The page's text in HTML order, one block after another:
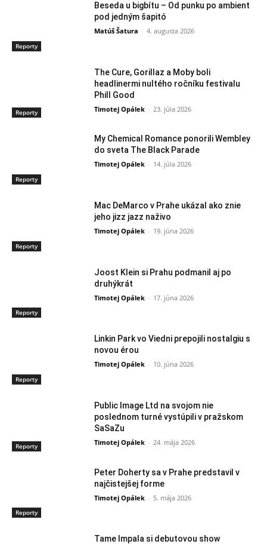
Reporty
Beseda u bigbítu – Od punku po ambient
pod jedným šapitó
Matúš Šatura - 4. augusta 2026
Reporty
The Cure, Gorillaz a Moby boli
headlinermi nultého ročníku festivalu
Phill Good
Timotej Opálek - 23. júla 2026
Reporty
My Chemical Romance ponorili Wembley
do sveta The Black Parade
Timotej Opálek - 14. júla 2026
Reporty
Mac DeMarco v Prahe ukázal ako znie
jeho jizz jazz naživo
Timotej Opálek - 19. júna 2026
Reporty
Joost Klein si Prahu podmanil aj po
druhýkrát
Timotej Opálek - 17. júna 2026
Reporty
Linkin Park vo Viedni prepojili nostalgiu s
novou érou
Timotej Opálek - 10. júna 2026
Reporty
Public Image Ltd na svojom nie
poslednom turné vystúpili v pražskom
SaSaZu
Timotej Opálek - 24. mája 2026
Reporty
Peter Doherty sa v Prahe predstavil v
najčistejšej forme
Timotej Opálek - 5. mája 2026
Tame Impala si debutovou show